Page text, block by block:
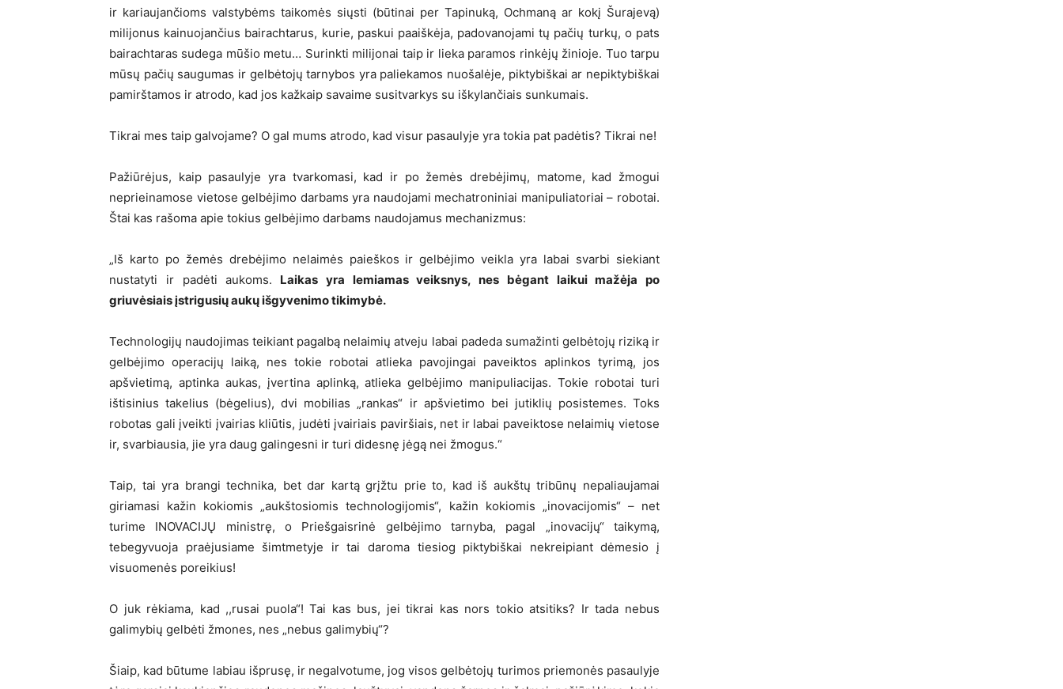
ir kariaujančioms valstybėms taikomės siųsti (būtinai per Tapinuką, Ochmaną ar kokį Šurajevą)
milijonus kainuojančius bairachtarus, kurie, paskui paaiškėja, padovanojami tų pačių turkų, o pats
bairachtaras sudega mūšio metu… Surinkti milijonai taip ir lieka paramos rinkėjų žinioje. Tuo tarpu
mūsų pačių saugumas ir gelbėtojų tarnybos yra paliekamos nuošalėje, piktybiškai ar nepiktybiškai
pamirštamos ir atrodo, kad jos kažkaip savaime susitvarkys su iškylančiais sunkumais.
Tikrai mes taip galvojame? O gal mums atrodo, kad visur pasaulyje yra tokia pat padėtis? Tikrai ne!
Pažiūrėjus, kaip pasaulyje yra tvarkomasi, kad ir po žemės drebėjimų, matome, kad žmogui
neprieinamose vietose gelbėjimo darbams yra naudojami mechatroniniai manipuliatoriai – robotai.
Štai kas rašoma apie tokius gelbėjimo darbams naudojamus mechanizmus:
„Iš karto po žemės drebėjimo nelaimės paieškos ir gelbėjimo veikla yra labai svarbi siekiant
nustatyti ir padėti aukoms. Laikas yra lemiamas veiksnys, nes bėgant laikui mažėja po
griuvėsiais įstrigusių aukų išgyvenimo tikimybė.
Technologijų naudojimas teikiant pagalbą nelaimių atveju labai padeda sumažinti gelbėtojų riziką ir
gelbėjimo operacijų laiką, nes tokie robotai atlieka pavojingai paveiktos aplinkos tyrimą, jos
apšvietimą, aptinka aukas, įvertina aplinką, atlieka gelbėjimo manipuliacijas. Tokie robotai turi
ištisinius takelius (bėgelius), dvi mobilias „rankas“ ir apšvietimo bei jutiklių posistemes. Toks
robotas gali įveikti įvairias kliūtis, judėti įvairiais paviršiais, net ir labai paveiktose nelaimių vietose
ir, svarbiausia, jie yra daug galingesni ir turi didesnę jėgą nei žmogus.“
Taip, tai yra brangi technika, bet dar kartą grįžtu prie to, kad iš aukštų tribūnų nepaliaujamai
giriamasi kažin kokiomis „aukštosiomis technologijomis“, kažin kokiomis „inovacijomis“ – net
turime INOVACIJŲ ministrę, o Priešgaisrinė gelbėjimo tarnyba, pagal „inovacijų“ taikymą,
tebegyvuoja praėjusiame šimtmetyje ir tai daroma tiesiog piktybiškai nekreipiant dėmesio į
visuomenės poreikius!
O juk rėkiama, kad ,,rusai puola“! Tai kas bus, jei tikrai kas nors tokio atsitiks? Ir tada nebus
galimybių gelbėti žmones, nes „nebus galimybių“?
Šiaip, kad būtume labiau išprusę, ir negalvotume, jog visos gelbėtojų turimos priemonės pasaulyje